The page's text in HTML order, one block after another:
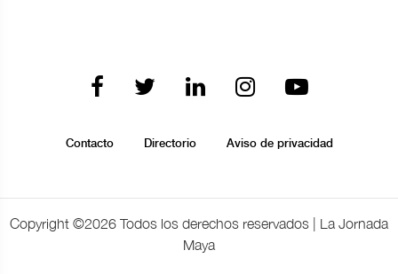
Contacto Directorio Aviso de privacidad
Copyright ©2026 Todos los derechos reservados | La Jornada
Maya